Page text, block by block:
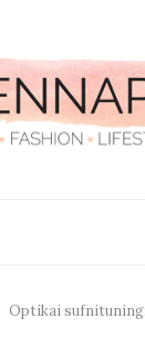
Optikai